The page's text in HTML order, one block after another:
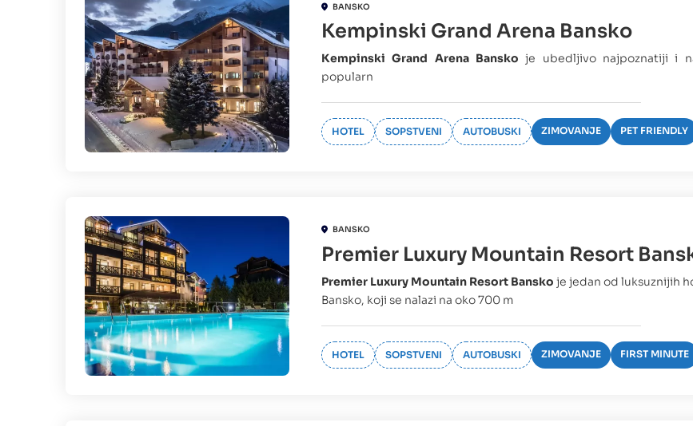
BANSKO
Kempinski Grand Arena Bansko
Kempinski Grand Arena Bansko je ubedljivo najpoznatiji i
popularn
HOTEL SOPSTVENI AUTOBUSKI ZIMOVANJE PET FRIENDLY
BANSKO
Premier Luxury Mountain Resort
Premier Luxury Mountain Resort Bansko je jedan od luksuznijih
Bansko, koji se nalazi na oko 700 m
HOTEL SOPSTVENI AUTOBUSKI ZIMOVANJE FIRST MINUTE